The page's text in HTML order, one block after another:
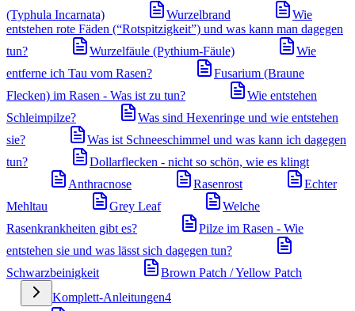
(Typhula Incarnata)
Wurzelbrand
Wie
entstehen rote Fäden (“Rotspitzigkeit”) und was kann man dagegen
tun?
Wurzelfäule (Pythium-Fäule)
Wie
entferne ich Tau vom Rasen?
Fusarium (Braune
Flecken) im Rasen - Was ist zu tun?
Wie entstehen
Schleimpilze?
Was sind Hexenringe und wie entstehen
sie?
Was ist Schneeschimmel und was kann ich dagegen
tun?
Dollarflecken - nicht so schön, wie es klingt
Anthracnose
Rasenrost
Echter
Mehltau
Grey Leaf
Welche
Rasenkrankheiten gibt es?
Pilze im Rasen - Wie
entstehen sie und was lässt sich dagegen tun?
Schwarzbeinigkeit
Brown Patch / Yellow Patch
Komplett-Anleitungen4